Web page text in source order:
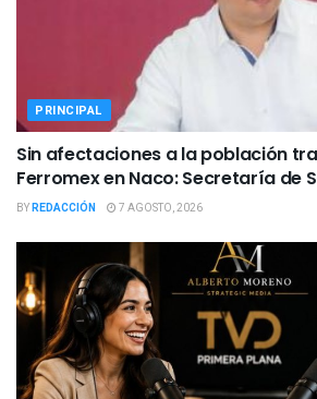
PRINCIPAL
Sin afectaciones a la población
Ferromex en Naco: Secretaría de
BYREDACCIÓN 7 AGOSTO, 2026